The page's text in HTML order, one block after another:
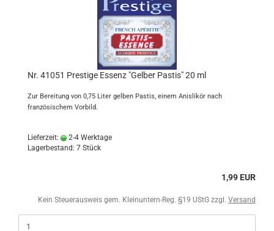
Nr. 41051 Prestige Essenz "Gelber Pastis" 20 ml
Zur Bereitung von 0,75 Liter gelben Pastis, einem Anislikör nach
französischem Vorbild.
Lieferzeit:
2-4 Werktage
Lagerbestand: 7 Stück
1,99 EUR
Kein Steuerausweis gem. Kleinuntern-Reg. §19 UStG zzgl. Versand